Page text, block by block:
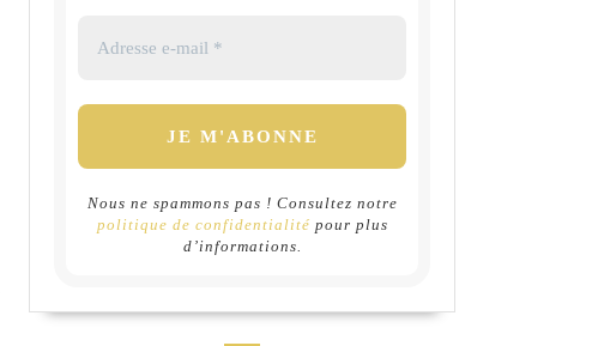
Nous ne spammons pas ! Consultez notre
politique de confidentialité pour plus
d’informations.